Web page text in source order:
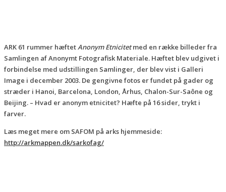
ARK 61 rummer hæftetAnonym Etnicitetmed en række billeder fra
Samlingen af Anonymt Fotografisk Materiale. Hæftet blev udgivet i
forbindelse med udstillingen Samlinger, der blev vist i Galleri
Image i december 2003. De gengivne fotos er fundet på gader og
stræder i Hanoi, Barcelona, London, Århus, Chalon-Sur-Saône og
Beijing. – Hvad er anonym etnicitet? Hæfte på 16 sider, trykt i
farver.
Læs meget mere om SAFOM på arks hjemmeside:
http://arkmappen.dk/sarkofag/